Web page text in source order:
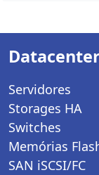
Datacenter
Servidores
Storages HA
Switches
Memórias
SAN iSCSI/FC